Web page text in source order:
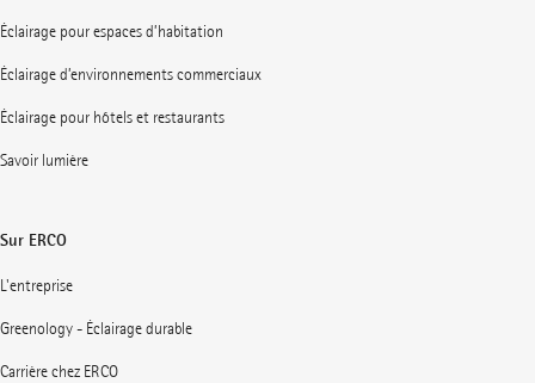
Éclairage pour espaces d’habitation
Éclairage d’environnements commerciaux
Éclairage pour hôtels et restaurants
Savoir lumière
Sur ERCO
L'entreprise
Greenology - Éclairage durable
Carrière chez ERCO